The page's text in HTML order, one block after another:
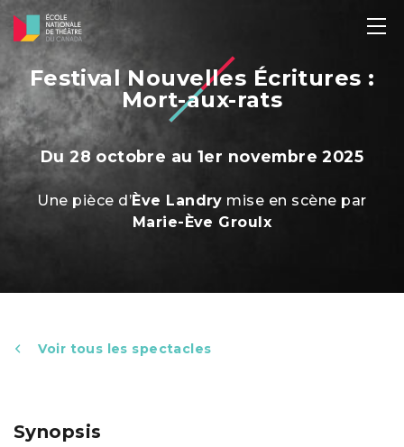
Festival Nouvelles Écritures :
Mort-aux-rats
Du 28 octobre au 1er novembre 2025
Une pièce d’Ève Landry mise en scène par
Marie-Ève Groulx
Voir tous les spectacles
Synopsis